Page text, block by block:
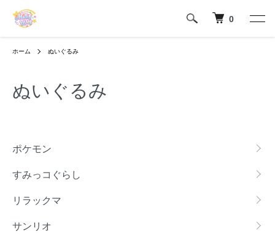
0
ホーム ぬいぐるみ
ぬいぐるみ
ポケモン
すみっコぐらし
リラックマ
サンリオ